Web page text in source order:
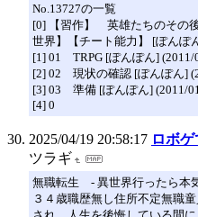
No.13727の一覧
[0] 【習作】 英雄たちのその
世界】【チート能力】 [ぽんぽ
[1] 01 TRPG [ぽんぽん] (2011/
[2] 02 現状の確認 [ぽんぽん]
[3] 03 準備 [ぽんぽん] (2011/
[4] 0
2025/04/19 20:58:17 ロボ
ツラギ
無職転生 - 異世界行ったら本
３４歳職歴無し住所不定無職